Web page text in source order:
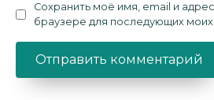
Сохранить моё имя, email и
браузере для последующих